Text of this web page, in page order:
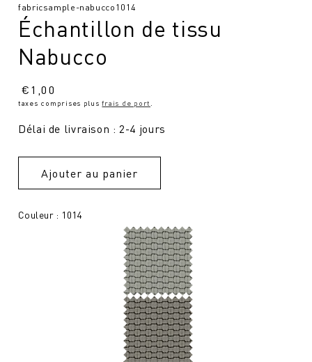
SKU
fabricsample-nabucco1014
Échantillon de tissu
Nabucco
Prix
normal
€1,00
taxes comprises plusfrais de port
Délai de livraison : 2-4 jours
Ajouter au panier
Couleur : 1014